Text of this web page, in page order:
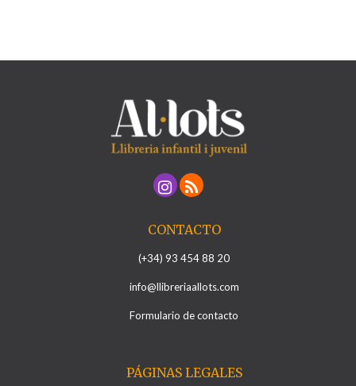
CONTACTO
(+34) 93 454 88 20
info@llibreriaallots.com
Formulario de contacto
PÁGINAS LEGALES